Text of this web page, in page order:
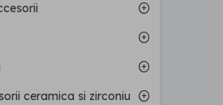
ceramica si zirconiu